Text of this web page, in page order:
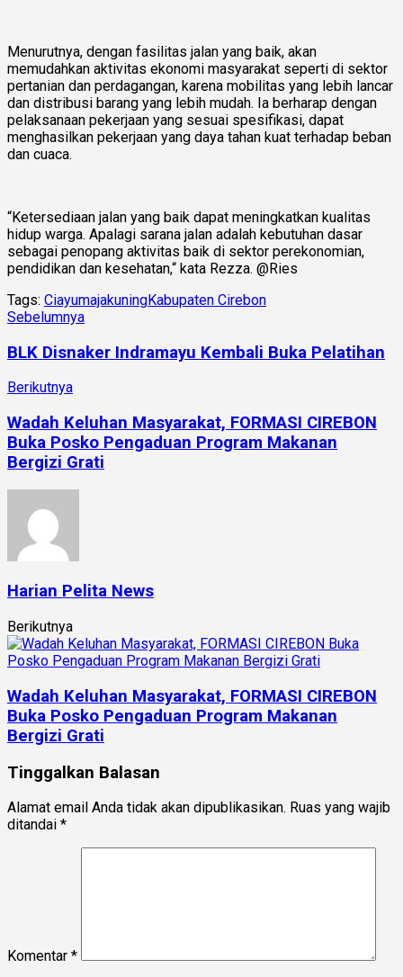
Menurutnya, dengan fasilitas jalan yang baik, akan
memudahkan aktivitas ekonomi masyarakat seperti di sektor
pertanian dan perdagangan, karena mobilitas yang lebih lancar
dan distribusi barang yang lebih mudah. Ia berharap dengan
pelaksanaan pekerjaan yang sesuai spesifikasi, dapat
menghasilkan pekerjaan yang daya tahan kuat terhadap beban
dan cuaca.
“Ketersediaan jalan yang baik dapat meningkatkan kualitas
hidup warga. Apalagi sarana jalan adalah kebutuhan dasar
sebagai penopang aktivitas baik di sektor perekonomian,
pendidikan dan kesehatan,“ kata Rezza. @Ries
Tags: CiayumajakuningKabupaten Cirebon
Sebelumnya
BLK Disnaker Indramayu Kembali Buka Pelatihan
Berikutnya
Wadah Keluhan Masyarakat, FORMASI CIREBON
Buka Posko Pengaduan Program Makanan
Bergizi Grati
Harian Pelita News
Berikutnya
Wadah Keluhan Masyarakat, FORMASI CIREBON
Buka Posko Pengaduan Program Makanan
Bergizi Grati
Tinggalkan Balasan
Alamat email Anda tidak akan dipublikasikan. Ruas yang wajib
ditandai *
Komentar *